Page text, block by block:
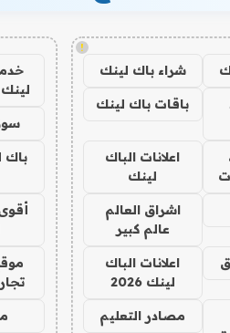
!
شراء باك لينك
باقات باك لينك
اعلانات الباك
لينك
اشراق العالم
عالم كبير
اعلانات الباك
لينك 2026
مصادر التعليم
باك